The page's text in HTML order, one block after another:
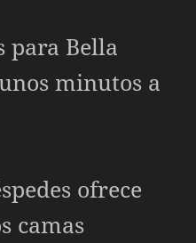
para Bella
minutos a
ofrece
camas